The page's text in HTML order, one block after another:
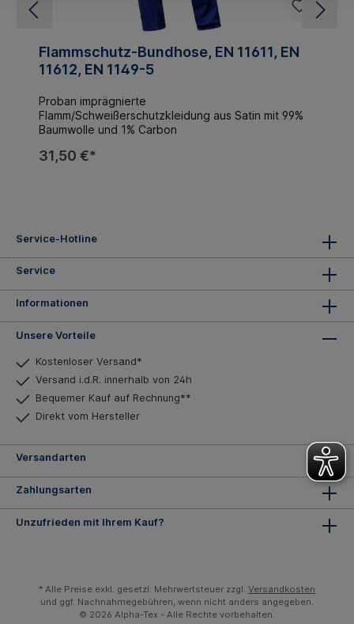
Flammschutz-Bundhose, EN 11611, EN
11612, EN 1149-5
Proban imprägnierte
Flamm/Schweißerschutzkleidung aus Satin mit 99%
Baumwolle und 1% Carbon
31,50 €*
Service-Hotline
Service
Informationen
Unsere Vorteile
Kostenloser Versand*
Versand i.d.R. innerhalb von 24h
Bequemer Kauf auf Rechnung**
Direkt vom Hersteller
Versandarten
Zahlungsarten
Unzufrieden mit Ihrem Kauf?
* Alle Preise exkl. gesetzl. Mehrwertsteuer zzgl. Versandkosten
und ggf. Nachnahmegebühren, wenn nicht anders angegeben.
© 2026 Alpha-Tex - Alle Rechte vorbehalten.